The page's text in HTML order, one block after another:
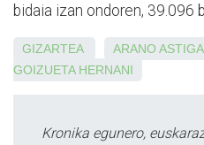
bidaia izan ondoren, 39.096
GIZARTEA ARANO
GOIZUETA HERNANI
Kronika egunero,